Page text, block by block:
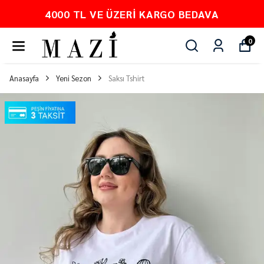
4000 TL VE ÜZERI KARGO BEDAVA
0
Anasayfa Yeni Sezon Saksı Tshirt